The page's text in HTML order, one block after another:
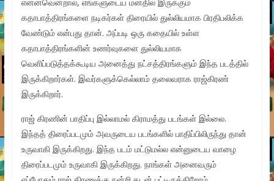
கதாபாத்திரங்களை நடிகர்கள் திரையில் துல்லியமாக பிரதிபலிக்க
வேண்டும் என்பது தான். அப்படி ஒரு கதையில் உள்ள
கதாபாத்திரங்களின் உணர்வுகளை துல்லியமாக
வெளிப்படுத்தக்கூடிய அனைத்து நட்சத்திரங்களும் இந்த படத்தில்
இருக்கிறார்கள். இவர்களுக்கெல்லாம் தலைவராக ராஜ்கிரண்
இருக்கிறார்.
ராஜ் கிரணின் பாதிப்பு இல்லாமல் கிராமத்து படங்கள் இல்லை.
இந்தத் திரைப்படமும் அவருடைய படங்களில் பாதிப்பிலிருந்து தான்
உருவாகி இருக்கிறது. இந்த படம் மட்டுமல்ல என்னுடைய வாழை
திரைப்படமும் உருவாகி இருக்கிறது. நாங்கள் அனைவரும்